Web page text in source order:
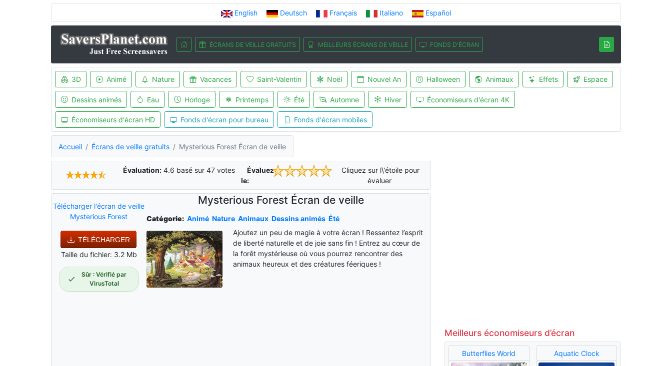
English Deutsch Français Italiano Español
ÉCRANS DE VEILLE GRATUITS MEILLEURS ÉCRANS DE VEILLE FONDS D'ÉCRAN
3D Animé Nature Vacances Saint-Valentin Noël Nouvel An Halloween Animaux Effets Espace
Dessins animés Eau Horloge Printemps Été Automne Hiver Économiseurs d'écran 4K
Économiseurs d'écran HD Fonds d'écran pour bureau Fonds d'écran mobiles
Accueil Écrans de veille gratuits Mysterious Forest Écran de veille
Évaluation: 4.6 basé sur 47 votes
Évaluez-
le:
Cliquez sur l\'étoile pour
évaluer
Télécharger l'écran de veille
Mysterious Forest
TÉLÉCHARGER
Taille du fichier: 3.2 Mb
Sûr : Vérifié par
VirusTotal
Mysterious Forest Écran de veille
Catégorie: Animé Nature Animaux Dessins animés Été
Ajoutez un peu de magie à votre écran ! Ressentez l’esprit
de liberté naturelle et de joie sans fin ! Entrez au cœur de
la forêt mystérieuse où vous pourrez rencontrer des
animaux heureux et des créatures féeriques !
Meilleurs économiseurs d’écran
Butterflies World Aquatic Clock